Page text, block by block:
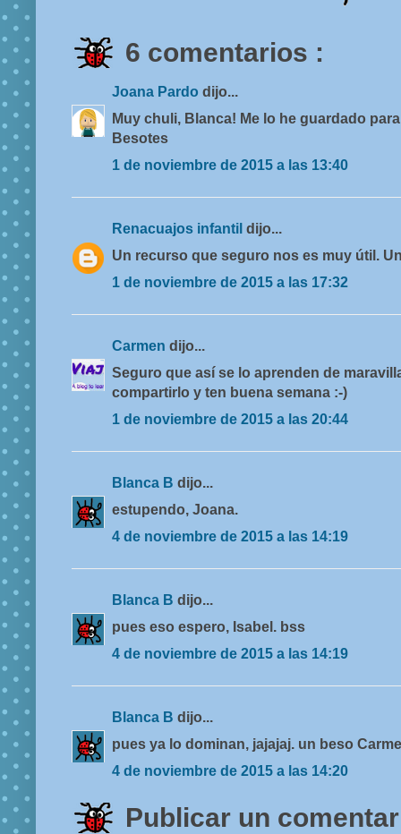
6 comentarios :
Joana Pardo dijo...
Muy chuli, Blanca! Me lo he guardado
Besotes
1 de noviembre de 2015 a las 13:40
Renacuajos infantil dijo...
Un recurso que seguro nos es muy útil.
1 de noviembre de 2015 a las 17:32
Carmen dijo...
Seguro que así se lo aprenden de
compartirlo y ten buena semana :-)
1 de noviembre de 2015 a las 20:44
Blanca B dijo...
estupendo, Joana.
4 de noviembre de 2015 a las 14:19
Blanca B dijo...
pues eso espero, Isabel. bss
4 de noviembre de 2015 a las 14:19
Blanca B dijo...
pues ya lo dominan, jajajaj. un beso
4 de noviembre de 2015 a las 14:20
Publicar un